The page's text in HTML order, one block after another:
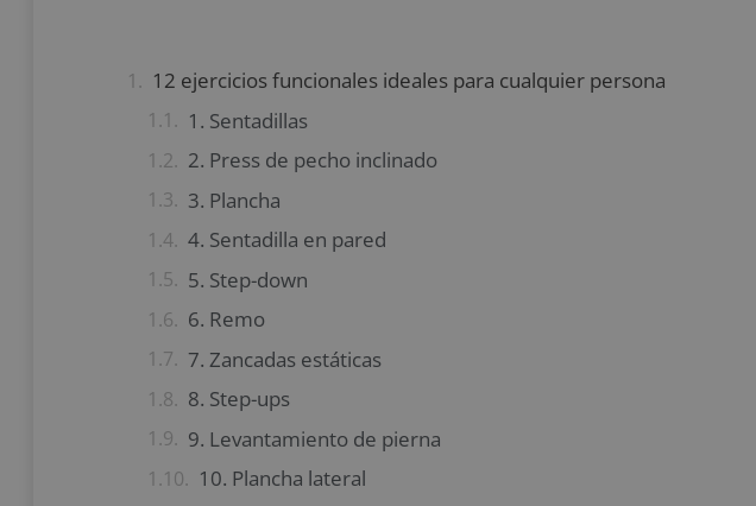
12 ejercicios funcionales ideales para cualquier persona
1. Sentadillas
2. Press de pecho inclinado
3. Plancha
4. Sentadilla en pared
5. Step-down
6. Remo
7. Zancadas estáticas
8. Step-ups
9. Levantamiento de pierna
10. Plancha lateral